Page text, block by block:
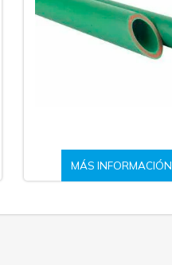
MÁS INFORMACIÓN